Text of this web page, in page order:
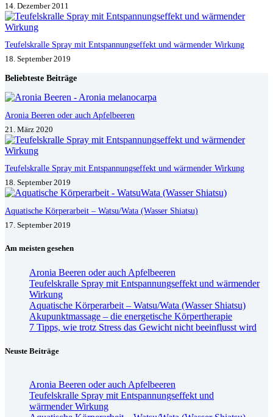
14. Dezember 2011
Teufelskralle Spray mit Entspannungseffekt und wärmender Wirkung
18. September 2019
Beliebteste Beiträge
Aronia Beeren oder auch Apfelbeeren
21. März 2020
Teufelskralle Spray mit Entspannungseffekt und wärmender Wirkung
18. September 2019
Aquatische Körperarbeit – Watsu/Wata (Wasser Shiatsu)
17. September 2019
Am meisten gesehen
Aronia Beeren oder auch Apfelbeeren
Teufelskralle Spray mit Entspannungseffekt und wärmender
Wirkung
Aquatische Körperarbeit – Watsu/Wata (Wasser Shiatsu)
Akupunktmassage – die energetische Körpertherapie
7 Tipps, wie trotz Stress das Gewicht nicht beeinflusst wird
Neuste Beiträge
Aronia Beeren oder auch Apfelbeeren
Teufelskralle Spray mit Entspannungseffekt und
wärmender Wirkung